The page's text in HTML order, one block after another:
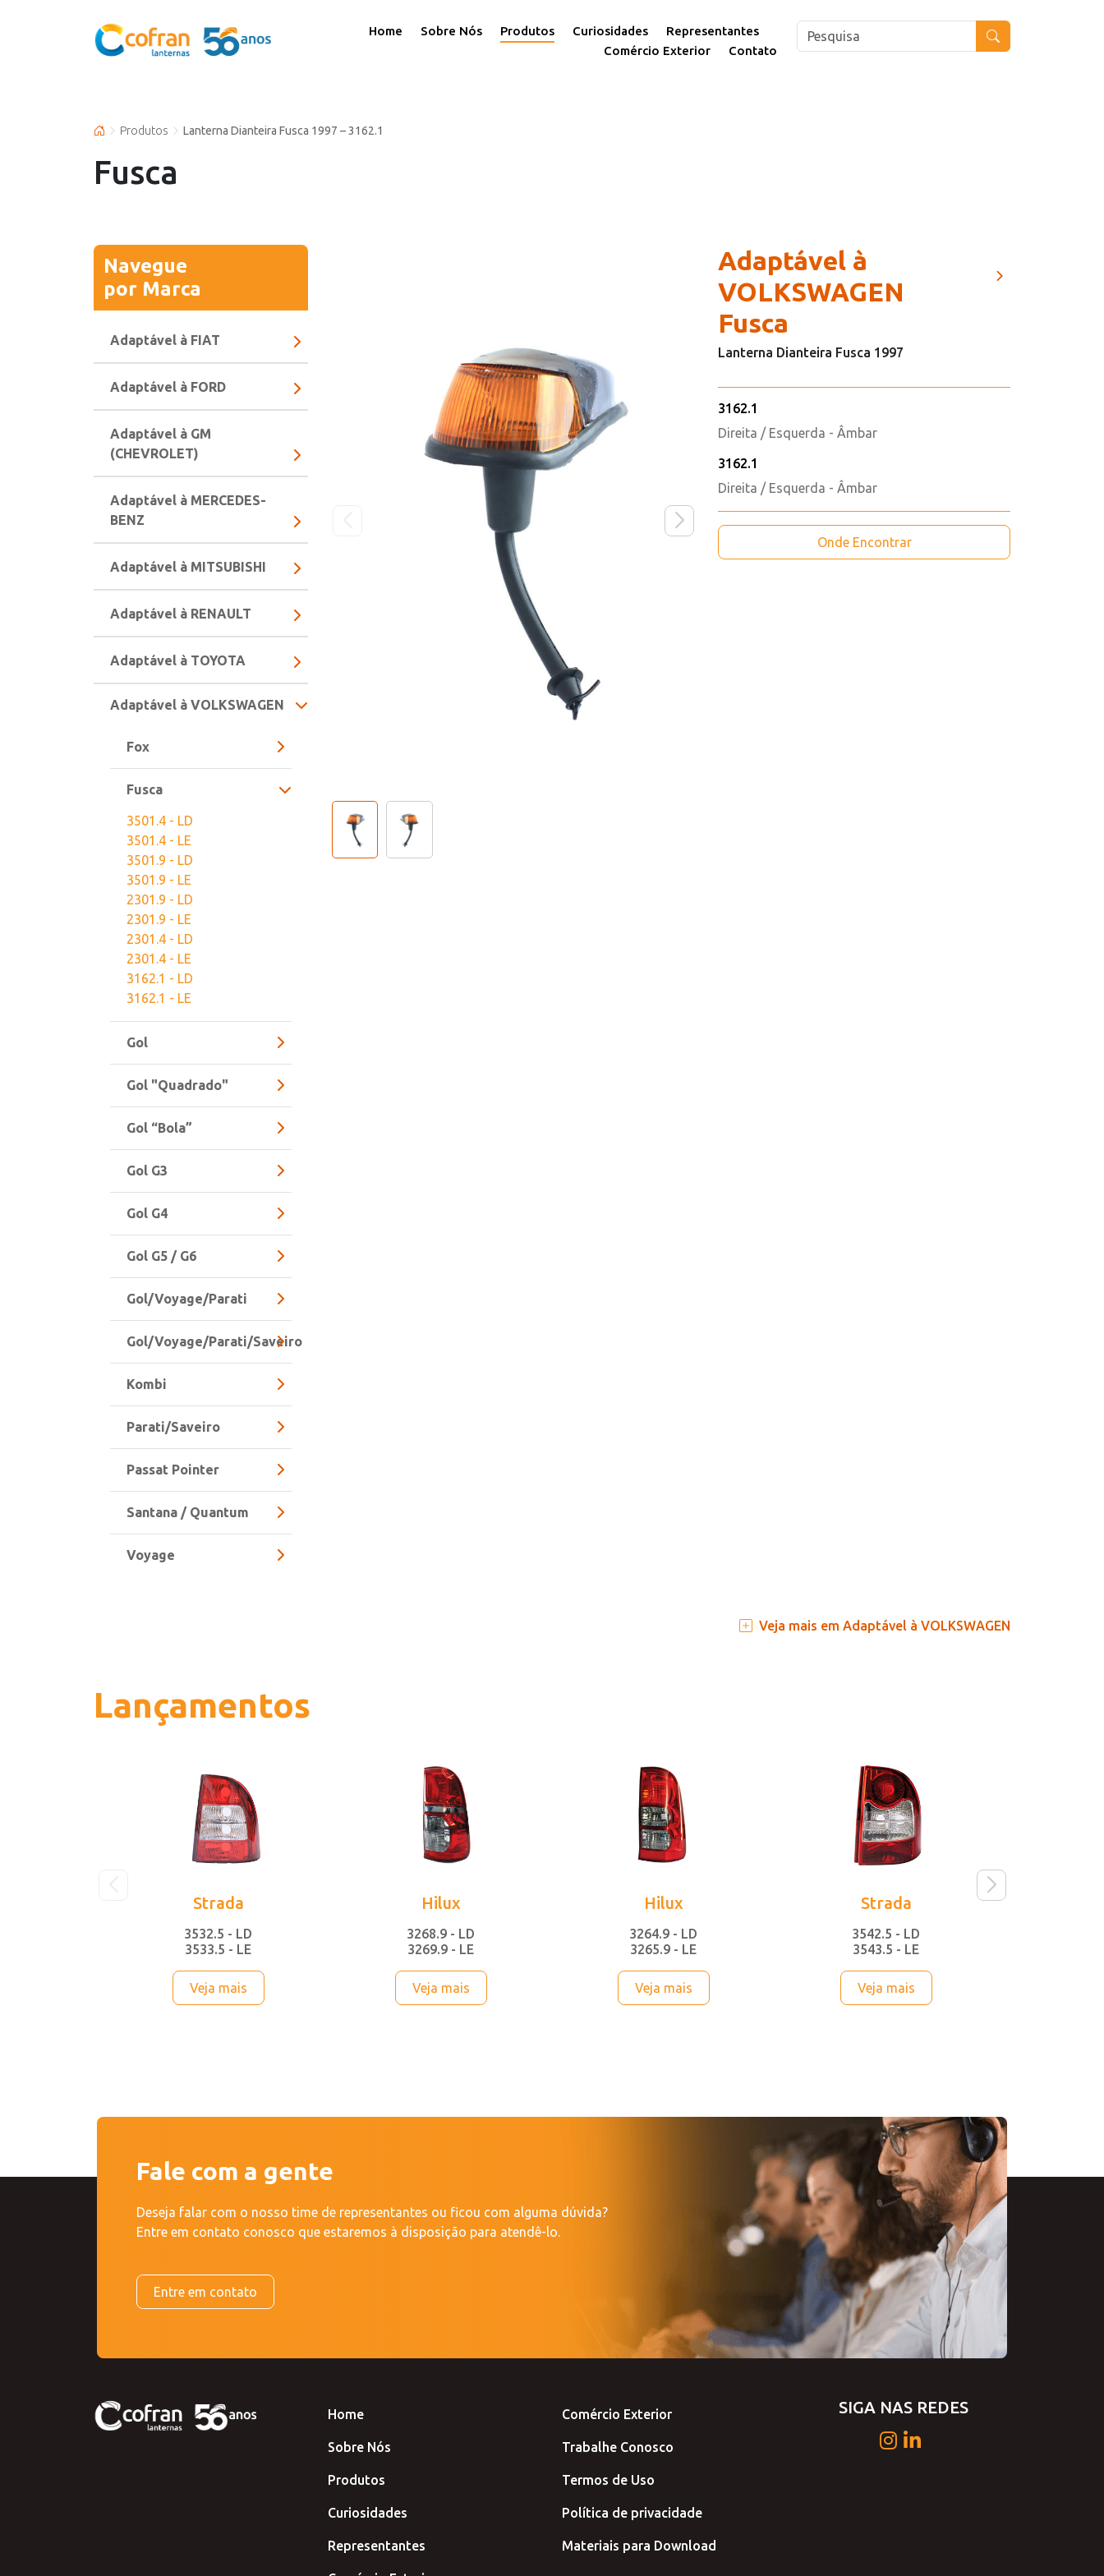
Home Sobre Nós Produtos Curiosidades
Representantes
Comércio Exterior
Contato
Produtos Lanterna Dianteira Fusca 1997 – 3162.1
Fusca
Navegue
por Marca
Adaptável à FIAT
Adaptável à FORD
Adaptável à GM
(CHEVROLET)
Adaptável à MERCEDES-
BENZ
Adaptável à MITSUBISHI
Adaptável à RENAULT
Adaptável à TOYOTA
Adaptável à VOLKSWAGEN
Fox
Fusca
3501.4 - LD
3501.4 - LE
3501.9 - LD
3501.9 - LE
2301.9 - LD
2301.9 - LE
2301.4 - LD
2301.4 - LE
3162.1 - LD
3162.1 - LE
Gol
Gol "Quadrado"
Gol “Bola”
Gol G3
Gol G4
Gol G5 / G6
Gol/Voyage/Parati
Gol/Voyage/Parati/Saveiro
Kombi
Parati/Saveiro
Passat Pointer
Santana / Quantum
Voyage
Adaptável à
VOLKSWAGEN
Fusca
Lanterna Dianteira Fusca 1997
3162.1
Direita / Esquerda - Âmbar
3162.1
Direita / Esquerda - Âmbar
Onde Encontrar
Veja mais em Adaptável à VOLKSWAGEN
Lançamentos
Strada
3532.5 - LD
3533.5 - LE
Veja mais
Hilux
3268.9 - LD
3269.9 - LE
Veja mais
Hilux
3264.9 - LD
3265.9 - LE
Veja mais
Strada
3542.5 - LD
3543.5 - LE
Veja mais
Fale com a gente
Deseja falar com o nosso time de representantes ou ficou com alguma dúvida?
Entre em contato conosco que estaremos à disposição para atendê-lo.
Entre em contato
Home
Sobre Nós
Produtos
Curiosidades
Representantes
Comércio Exterior
Trabalhe Conosco
Termos de Uso
Política de privacidade
Materiais para Download
SIGA NAS REDES